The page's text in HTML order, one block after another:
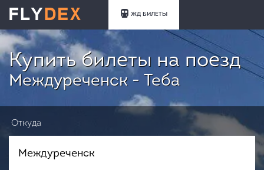
ЖД БИЛЕТЫ
Купить билеты на поезд
Междуреченск - Теба
Откуда